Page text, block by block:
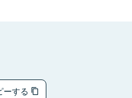
ーする